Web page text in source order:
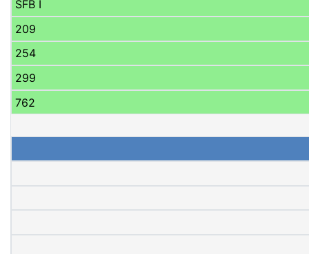
SFB I
209
254
299
762